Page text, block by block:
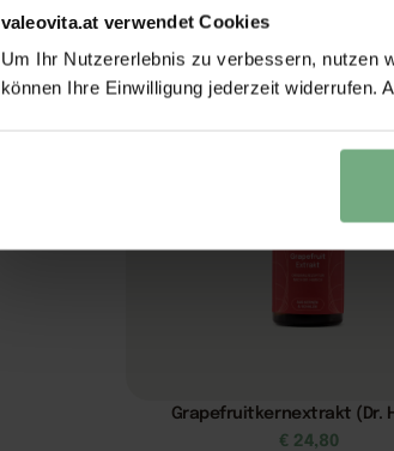
valeovita.at verwendet Cookies
Um Ihr Nutzererlebnis zu verbessern, nutzen
können Ihre Einwilligung jederzeit widerrufen.
Grapefruitkernextrakt (Dr.
€ 24,80